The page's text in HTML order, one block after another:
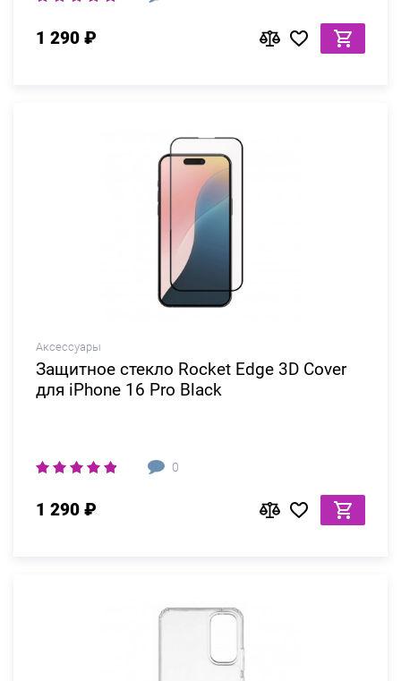
1 290 ₽
Аксессуары
Защитное стекло Rocket Edge 3D Cover
для iPhone 16 Pro Black
0
1 290 ₽